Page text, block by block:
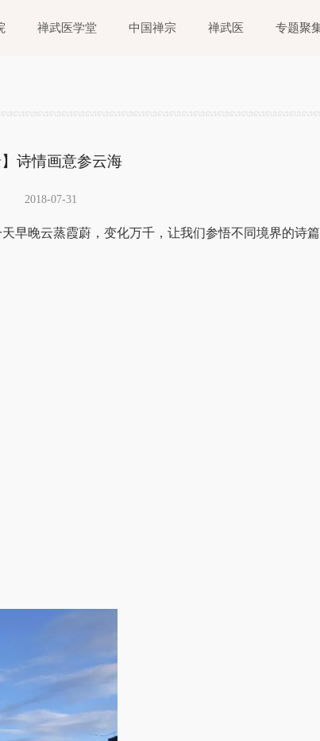
禅武医学堂 中国禅宗 禅武医 专题聚
】诗情画意参云海
2018-07-31
早晚云蒸霞蔚，变化万千，让我们参悟不同境界的诗篇